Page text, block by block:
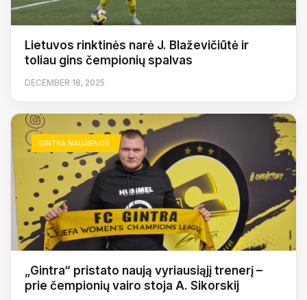
Lietuvos rinktinės narė J. Blaževičiūtė ir
toliau gins čempionių spalvas
DECEMBER 18, 2025
GINTRA NAUJIENOS
„Gintra“ pristato naują vyriausiąjį trenerį –
prie čempionių vairo stoja A. Sikorskij